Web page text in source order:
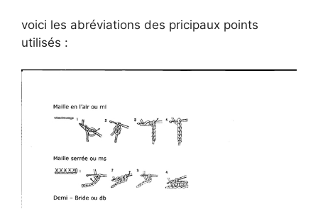
voici les abréviations des pricipaux points
utilisés :